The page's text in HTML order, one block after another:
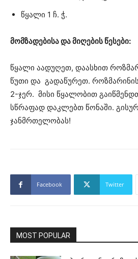
წყალი 1 ჩ. ჭ.
მომზადებისა და მიღების წესები:
წყალი აადუღეთ, დაასხით
წუთი და გადაწურეთ.
2-ჯერ. მისი წყალობით
სწრაფად დაკლებთ წონაში.
ჯანმრთელობას!
Facebook Twitter
MOST POPULAR